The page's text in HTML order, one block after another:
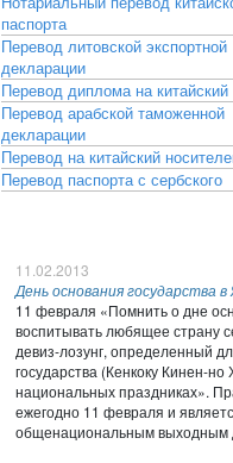
паспорта
Перевод литовской экспортной
декларации
Перевод диплома на китайский
Перевод арабской таможенной
декларации
Перевод на китайский
Перевод паспорта с сербского
11.02.2013
День основания государства
11 февраля «Помнить о дне
воспитывать любящее страну
девиз-лозунг, определенный
государства (Кенкоку Кинен-
национальных праздниках».
ежегодно 11 февраля и
общенациональным выходным